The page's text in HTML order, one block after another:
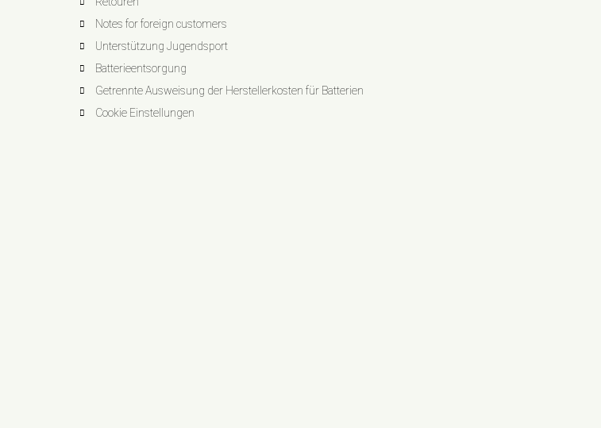
Notes for foreign customers
Unterstützung Jugendsport
Batterieentsorgung
Getrennte Ausweisung der Herstellerkosten für Batterien
Cookie Einstellungen